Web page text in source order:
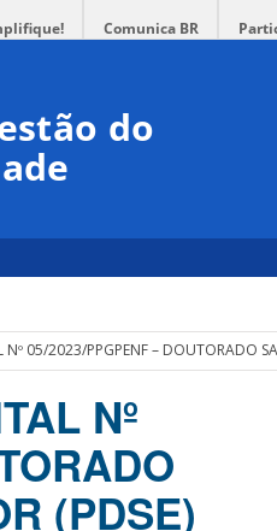
Comunica BR
do
05/2023/PPGPENF – DOUTORADO
Nº
(PDSE)